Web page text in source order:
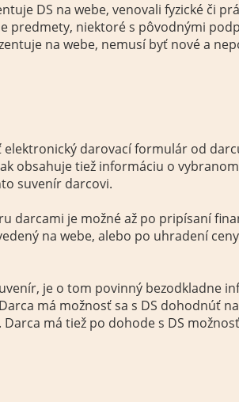
DS na webe, venovali fyzické či
predmety, niektoré s pôvodnými
na webe, nemusí byť nové a
elektronický darovací formulár od
obsahuje tiež informáciu o
suvenír darcovi.
darcami je možné až po pripísaní
na webe, alebo po uhradení
je o tom povinný bezodkladne
má možnosť sa s DS dohodnúť
má tiež po dohode s DS